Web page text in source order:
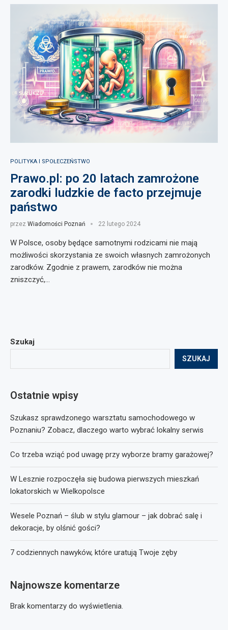
POLITYKA I SPOŁECZEŃSTWO
Prawo.pl: po 20 latach zamrożone
zarodki ludzkie de facto przejmuje
państwo
przez Wiadomości Poznań 22 lutego 2024
W Polsce, osoby będące samotnymi rodzicami nie mają
możliwości skorzystania ze swoich własnych zamrożonych
zarodków. Zgodnie z prawem, zarodków nie można
zniszczyć,…
Szukaj
SZUKAJ
Ostatnie wpisy
Szukasz sprawdzonego warsztatu samochodowego w
Poznaniu? Zobacz, dlaczego warto wybrać lokalny serwis
Co trzeba wziąć pod uwagę przy wyborze bramy garażowej?
W Lesznie rozpoczęła się budowa pierwszych mieszkań
lokatorskich w Wielkopolsce
Wesele Poznań – ślub w stylu glamour – jak dobrać salę i
dekoracje, by olśnić gości?
7 codziennych nawyków, które uratują Twoje zęby
Najnowsze komentarze
Brak komentarzy do wyświetlenia.